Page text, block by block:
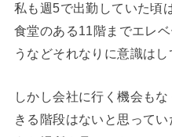
私も週5で出勤していた頃
食堂のある11階までエレ
うなどそれなりに意識はし
しかし会社に行く機会も
きる階段はないと思って